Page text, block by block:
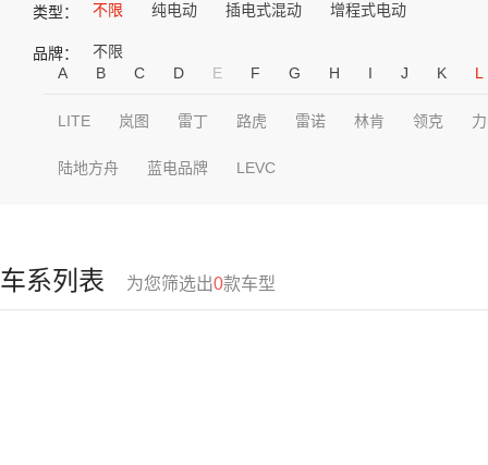
类型： 不限 纯电动 插电式混动 增程式电动
品牌：
不限
A
B C D E F G H I J K L
LITE 岚图 雷丁 路虎 雷诺 林肯 领克
陆地方舟 蓝电品牌 LEVC
车系列表 为您筛选出0款车型